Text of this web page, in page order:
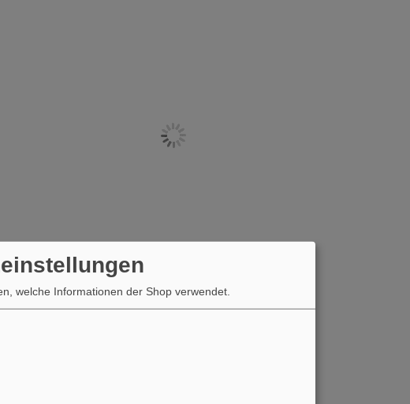
welche Informationen der Shop verwendet.